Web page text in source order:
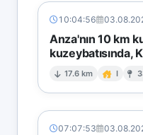
10:04:56
Anza'nın 10 km
kuzeybatısında,
17.6 km I
07:07:53